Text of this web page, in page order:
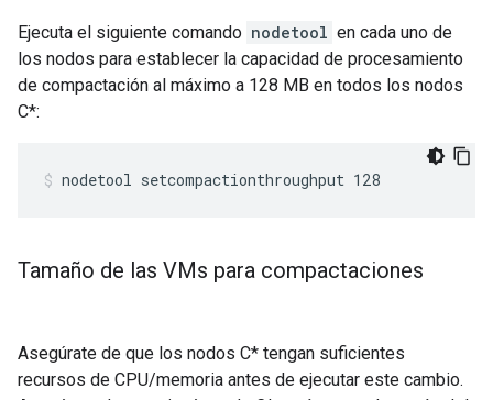
Ejecuta el siguiente comando nodetool en cada uno de
los nodos para establecer la capacidad de procesamiento
de compactación al máximo a 128 MB en todos los nodos
C*:
nodetool setcompactionthroughput 128
Tamaño de las VMs para compactaciones
Asegúrate de que los nodos C* tengan suficientes
recursos de CPU/memoria antes de ejecutar este cambio.